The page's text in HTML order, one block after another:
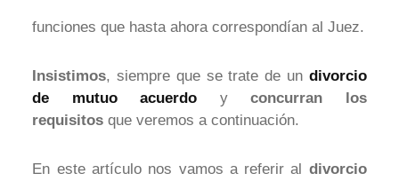
funciones que hasta ahora correspondían al Juez.
Insistimos, siempre que se trate de un divorcio
de mutuo acuerdo yconcurran los
requisitos que veremos a continuación.
En este artículo nos vamos a referir al divorcio